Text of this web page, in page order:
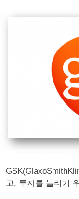
고, 투자를 늘리기